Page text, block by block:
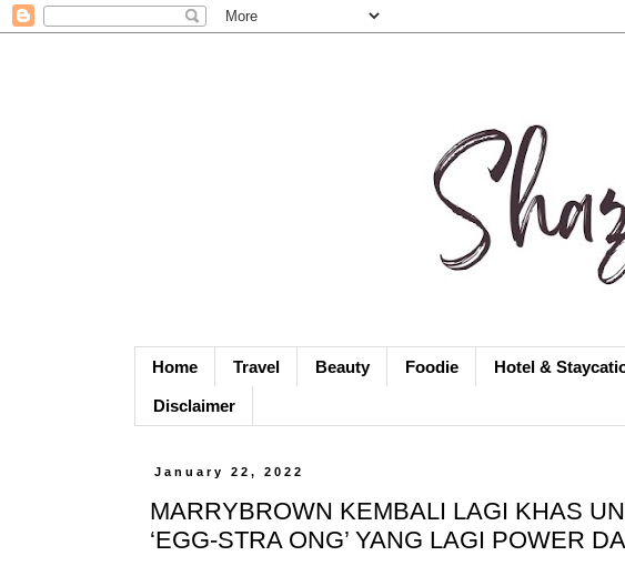
Home Travel Beauty Foodie Hotel &
Disclaimer
January 22, 2022
MARRYBROWN KEMBALI LAGI KHAS
‘EGG-STRA ONG’ YANG LAGI POWER